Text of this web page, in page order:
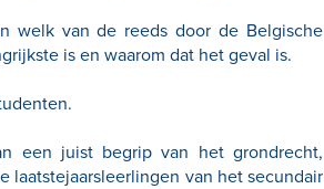
welk van de reeds door de Belgische
is en waarom dat het geval is.
een juist begrip van het grondrecht,
laatstejaarsleerlingen van het secundair